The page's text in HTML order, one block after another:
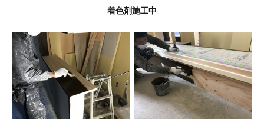
着色剤施工中